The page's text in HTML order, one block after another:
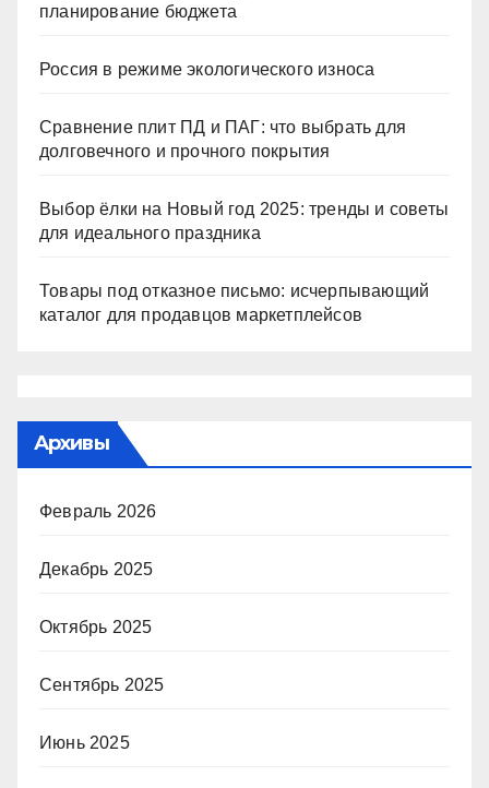
планирование бюджета
Россия в режиме экологического износа
Сравнение плит ПД и ПАГ: что выбрать для
долговечного и прочного покрытия
Выбор ёлки на Новый год 2025: тренды и советы
для идеального праздника
Товары под отказное письмо: исчерпывающий
каталог для продавцов маркетплейсов
Архивы
Февраль 2026
Декабрь 2025
Октябрь 2025
Сентябрь 2025
Июнь 2025